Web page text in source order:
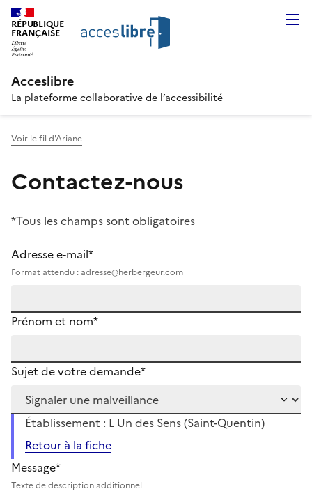
RÉPUBLIQUE
FRANÇAISE
Acceslibre
La plateforme collaborative de l’accessibilité
Voir le fil d'Ariane
Contactez-nous
*Tous les champs sont obligatoires
Adresse e-mail*
Format attendu : adresse@herbergeur.com
Prénom et nom*
Sujet de votre demande*
Établissement : L Un des Sens (Saint-Quentin)
Retour à la fiche
Message*
Texte de description additionnel